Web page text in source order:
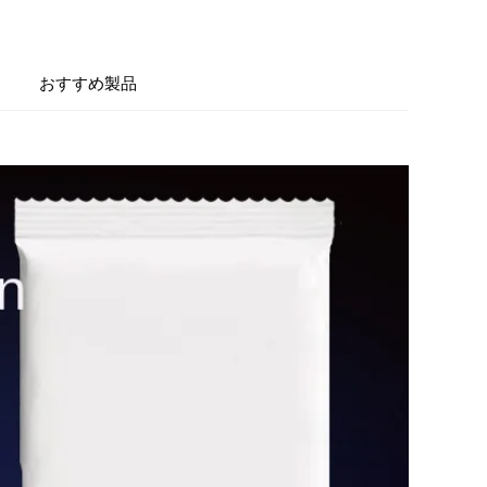
おすすめ製品